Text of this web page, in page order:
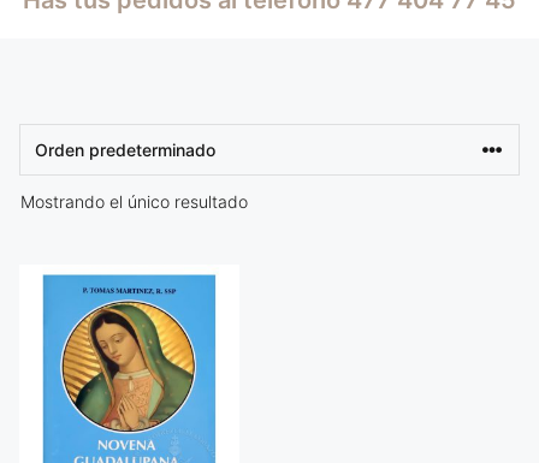
Mostrando el único resultado